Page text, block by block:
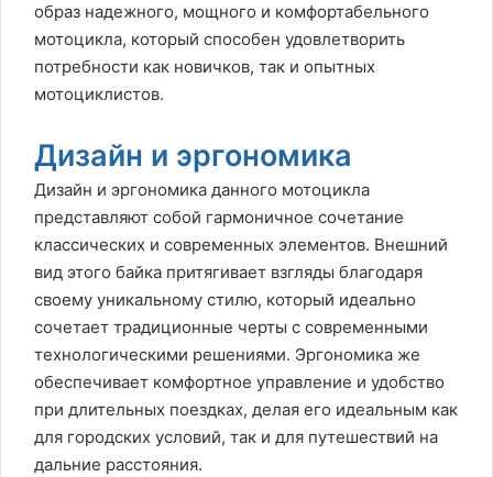
образ надежного, мощного и комфортабельного
мотоцикла, который способен удовлетворить
потребности как новичков, так и опытных
мотоциклистов.
Дизайн и эргономика
Дизайн и эргономика данного мотоцикла
представляют собой гармоничное сочетание
классических и современных элементов. Внешний
вид этого байка притягивает взгляды благодаря
своему уникальному стилю, который идеально
сочетает традиционные черты с современными
технологическими решениями. Эргономика же
обеспечивает комфортное управление и удобство
при длительных поездках, делая его идеальным как
для городских условий, так и для путешествий на
дальние расстояния.